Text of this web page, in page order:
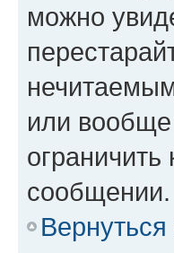
можно
или вообще
сообщении.